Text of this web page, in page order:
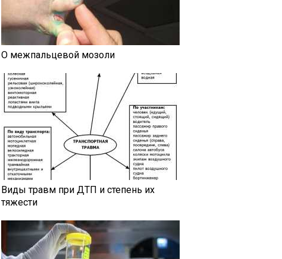
О межпальцевой мозоли
Виды травм при ДТП и степень их
тяжести